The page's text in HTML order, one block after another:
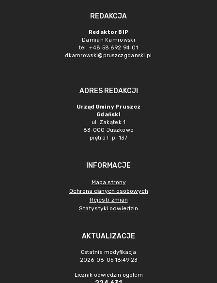
REDAKCJA
Redaktor BIP
Damian Kamrowski
tel. +48 58 692 94 01
dkamrowski@pruszczgdanski.pl
ADRES REDAKCJI
Urząd Gminy Pruszcz
Gdański
ul. Zakątek 1
83-000 Juszkowo
piętro I p. 137
INFORMACJE
Mapa strony
Ochrona danych osobowych
Rejestr zmian
Statystyki odwiedzin
AKTUALIZACJE
Ostatnia modyfikacja
2026-08-05 18:49:23
Licznik odwiedzin ogółem